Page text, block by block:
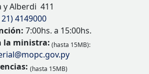
y Alberdi 411
4149000
7:00hs. a 15:00hs.
la ministra: (hasta 15MB):
(hasta 15MB)